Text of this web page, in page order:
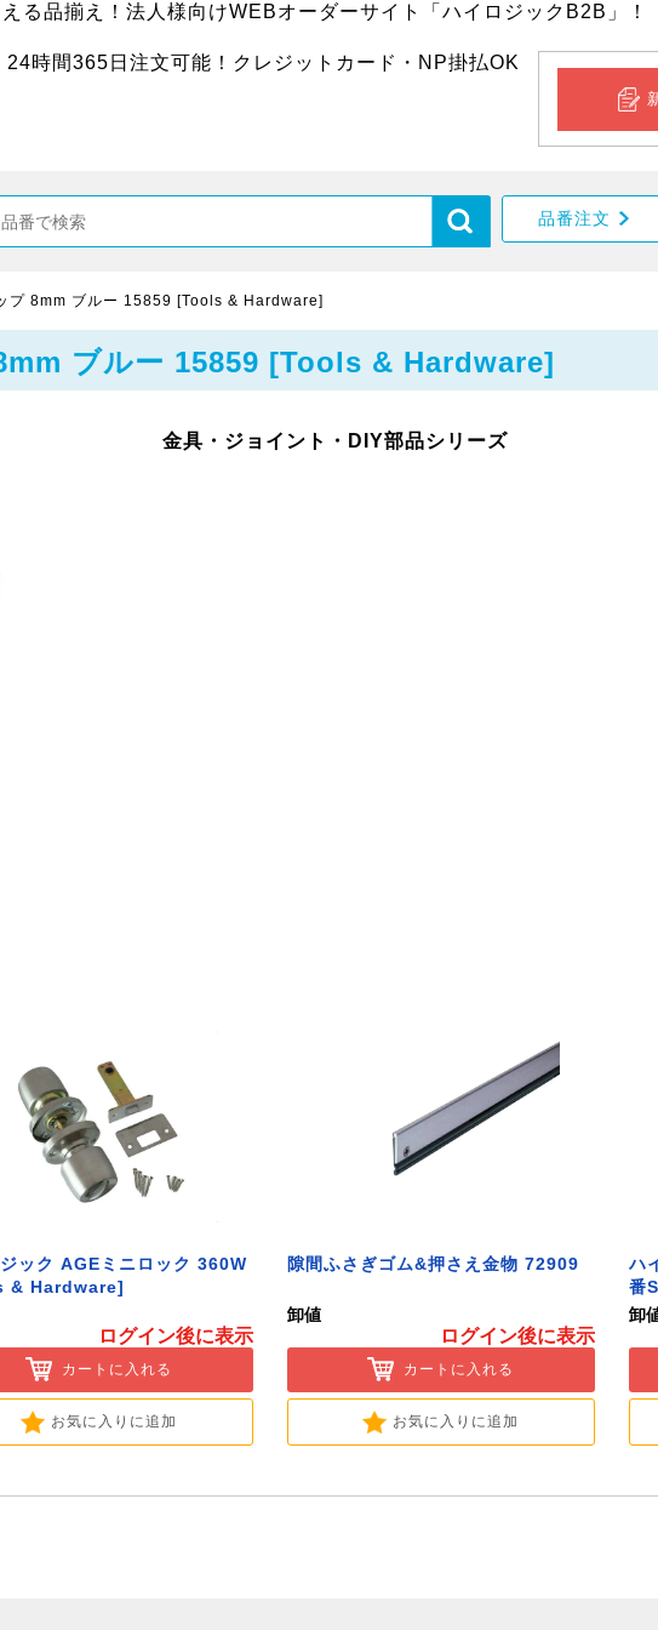
る品揃え！法人様向けWEBオーダーサイト「ハイロジックB2B」！
24時間365日注文可能！クレジットカード・NP掛払OK
品番注文
プ 8mm ブルー 15859 [Tools & Hardware]
ブルー 15859 [Tools & Hardware]
金具・ジョイント・DIY部品シリーズ
ック AGEミニロック 360W
& Hardware]
ログイン後に表示
カートに入れる
お気に入りに追加
隙間ふさぎゴム&押さえ金物 72909
卸値
ログイン後に表示
カートに入れる
お気に入りに追加
ハ
番
卸